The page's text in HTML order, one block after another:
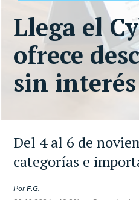
Del 4 al 6 de
categorías e
PorF.G.
Llega el
ofrece
sin interés